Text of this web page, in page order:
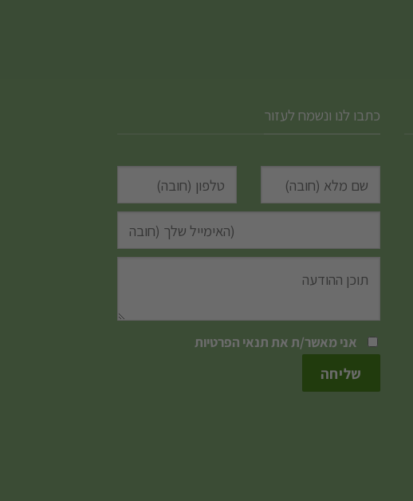
כתבו לנו ונשמח לעזור
אני מאשר/ת אתתנאי הפרטיות